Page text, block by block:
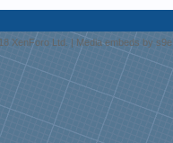
XenForo Ltd. | Media embeds by s9e